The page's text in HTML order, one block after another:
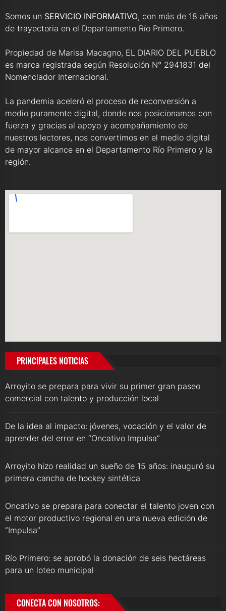
Somos un SERVICIO INFORMATIVO, con más de 18 años
de trayectoria en el Departamento Río Primero.
Propiedad de Marisa Macagno, EL DIARIO DEL PUEBLO
es marca registrada según Resolución N° 2941831 del
Nomenclador Internacional.
La pandemia aceleró el proceso de reconversión a
medio puramente digital, donde nos posicionamos con
fuerza y gracias al apoyo y acompañamiento de
nuestros lectores, nos convertimos en el medio digital
de mayor alcance en el Departamento Río Primero y la
región.
PRINCIPALES NOTICIAS
Arroyito se prepara para vivir su primer gran paseo
comercial con talento y producción local
De la idea al impacto: jóvenes, vocación y el valor de
aprender del error en “Oncativo Impulsa”
Arroyito hizo realidad un sueño de 15 años: inauguró su
primera cancha de hockey sintética
Oncativo se prepara para conectar el talento joven con
el motor productivo regional en una nueva edición de
“Impulsa”
Río Primero: se aprobó la donación de seis hectáreas
para un loteo municipal
CONECTA CON NOSOTROS: